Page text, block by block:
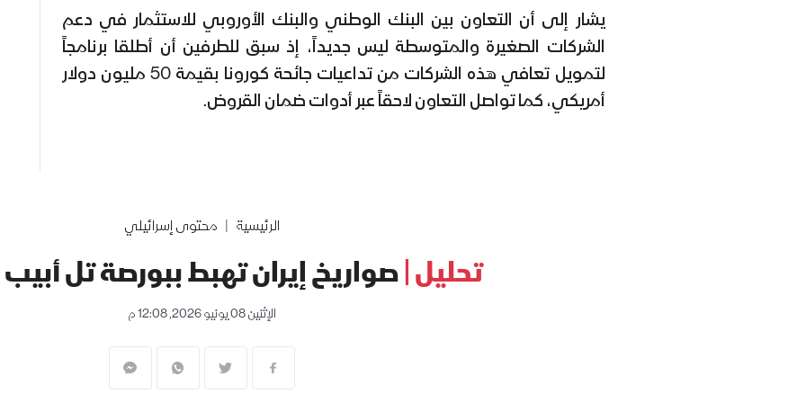
يشار إلى أن التعاون بين البنك الوطني والبنك الأوروبي للاستثمار في دعم
الشركات الصغيرة والمتوسطة ليس جديداً، إذ سبق للطرفين أن أطلقا برنامجاً
لتمويل تعافي هذه الشركات من تداعيات جائحة كورونا بقيمة 50 مليون دولار
أمريكي، كما تواصل التعاون لاحقاً عبر أدوات ضمان القروض.
الرئيسية محتوى إسرائيلي
تحليل |صواريخ إيران تهبط ببورصة تل أبيب
الإثنين 08 يونيو 2026, 12:08 م